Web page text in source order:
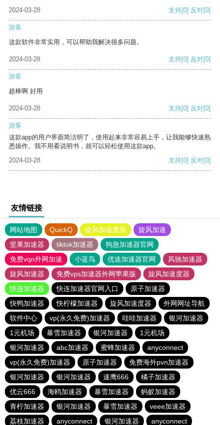
2024-03-28
支持[0] 反对[0]
游客
这款软件非常实用，可以帮助我解决很多问题。
2024-03-28 支持[0] 反对[0]
游客
超棒啊 好用
2024-03-28 支持[0] 反对[0]
游客
这款app的用户界面简洁明了，使用起来非常容易上手，让我能够快速熟
悉操作。我不用看说明书，就可以轻松使用这款app。
2024-03-28
支持[0] 反对[0]
友情链接
网站地图 QuickQ 旋风加速度器
旋风加速
坚果加速器
tiktok加速器
狗急加速器官网
免费vqn外网加速
小蓝鸟 优途加速器官网
风驰加速器
旋风加速器
免费vps加速器外网苹果版
旋风加速度器
快连加速器
快连加速器官网入口
原子加速器
快鸭加速器
快柠檬加速器 旋风加速度器
外网网址导航
软件中心
vp(永久免费)加速器 哇哇加速器
银河加速器
1元机场
暴雪加速器 银河加速器
1元机场
银河加速器
abc加速器 蜜蜂加速器
anyconnect
vp(永久免费)加速器
原子加速器
免费海外pvn加速器
银河加速器
银河加速器 速鹰666
橘子加速器
优云666
海鸥加速器 暴雪加速器
蚂蚁加速器
青柠加速器
银河加速器 暴雪加速器
veee加速器
荔枝加速器
anyconnect 银河加速器 anyconnect